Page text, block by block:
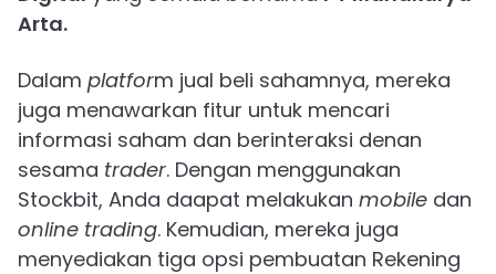
Arta.
Dalam platform jual beli sahamnya, mereka
juga menawarkan fitur untuk mencari
informasi saham dan berinteraksi denan
sesama trader. Dengan menggunakan
Stockbit, Anda daapat melakukan mobile dan
online trading. Kemudian, mereka juga
menyediakan tiga opsi pembuatan Rekening